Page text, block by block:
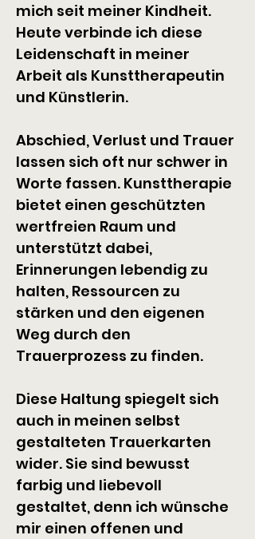
mich seit meiner Kindheit.
Heute verbinde ich diese
Leidenschaft in meiner
Arbeit als Kunsttherapeutin
und Künstlerin.
Abschied, Verlust und Trauer
lassen sich oft nur schwer in
Worte fassen. Kunsttherapie
bietet einen geschützten
wertfreien Raum und
unterstützt dabei,
Erinnerungen lebendig zu
halten, Ressourcen zu
stärken und den eigenen
Weg durch den
Trauerprozess zu finden.
Diese Haltung spiegelt sich
auch in meinen selbst
gestalteten Trauerkarten
wider. Sie sind bewusst
farbig und liebevoll
gestaltet, denn ich wünsche
mir einen offenen und